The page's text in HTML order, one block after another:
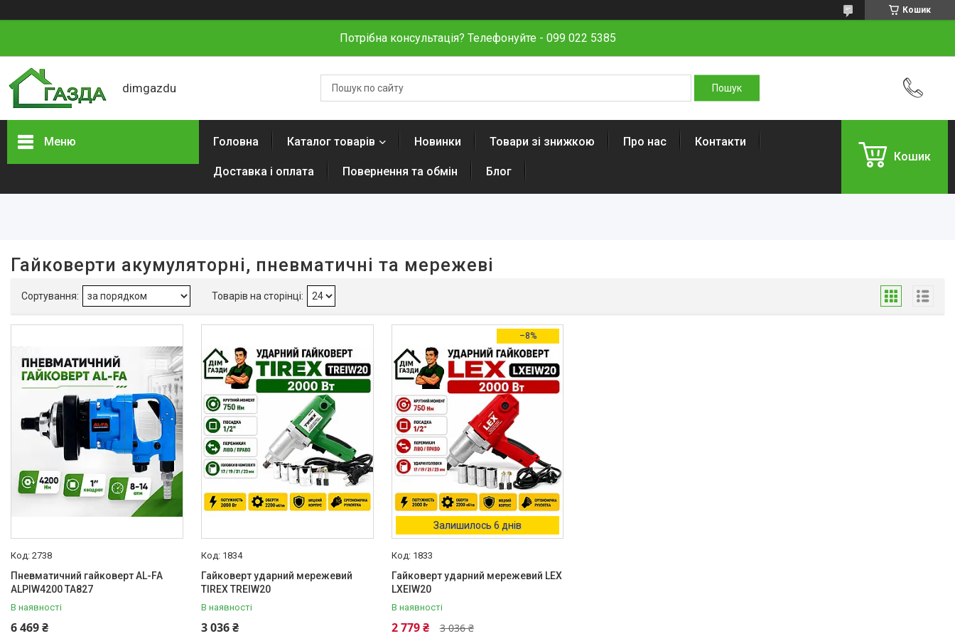
Кошик
Потрібна консультація? Телефонуйте - 099 022 5385
dimgazdu
Меню
В наявності
3
Акція
Каталог товарів
Автотовари
Сад і будинок
Будівельний
електроінструмент
Болгарки (ушм)
Вібратори для бетону глибинні
Міксери
Пістолет для герметика і
Головна Каталог товарів Новинки Товари зі знижкою Про нас Контакти
Доставка і оплата Повернення та обмін Блог
Кошик
Гайковерти акумуляторні, пневматичні та мережеві
2738
Пневматичний гайковерт AL-FA
ALPIW4200 TA827
В наявності
6 469 ₴
1834
Гайковерт ударний мережевий
TIREX TREIW20
В наявності
3 036 ₴
–8%
Залишилось 6 днів
1833
Гайковерт ударний мережевий LEX
LXEIW20
В наявності
3 036 ₴
2 779 ₴